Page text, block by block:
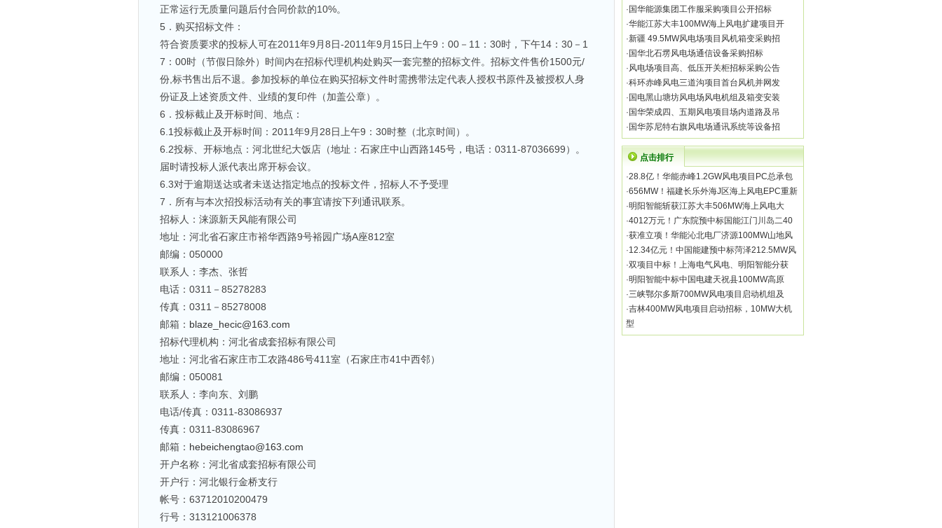
正常运行无质量问题后付合同价款的10%。
5．购买招标文件：
符合资质要求的投标人可在2011年9月8日-2011年9月15日上午9：00－11：30时，下午14：30－1
7：00时（节假日除外）时间内在招标代理机构处购买一套完整的招标文件。招标文件售价1500元/
份,标书售出后不退。参加投标的单位在购买招标文件时需携带法定代表人授权书原件及被授权人身
份证及上述资质文件、业绩的复印件（加盖公章）。
6．投标截止及开标时间、地点：
6.1投标截止及开标时间：2011年9月28日上午9：30时整（北京时间）。
6.2投标、开标地点：河北世纪大饭店（地址：石家庄中山西路145号，电话：0311-87036699）。
届时请投标人派代表出席开标会议。
6.3对于逾期送达或者未送达指定地点的投标文件，招标人不予受理
7．所有与本次招投标活动有关的事宜请按下列通讯联系。
招标人：涞源新天风能有限公司
地址：河北省石家庄市裕华西路9号裕园广场A座812室
邮编：050000
联系人：李杰、张哲
电话：0311－85278283
传真：0311－85278008
邮箱： blaze_hecic@163.com
招标代理机构：河北省成套招标有限公司
地址：河北省石家庄市工农路486号411室（石家庄市41中西邻）
邮编：050081
联系人：李向东、刘鹏
电话/传真：0311-83086937
传真：0311-83086967
邮箱： hebeichengtao@163.com
开户名称：河北省成套招标有限公司
开户行：河北银行金桥支行
帐号：63712010200479
行号：313121006378
· 国华能源集团工作服采购项目公开招标
·华能江苏大丰100MW海上风电扩建项目开
·新疆 49.5MW风电场项目风机箱变采购招
· 国华北石塄风电场通信设备采购招标
·风电场项目高、低压开关柜招标采购公告
·科环赤峰风电三道沟项目首台风机并网发
· 国电黑山塘坊风电场风电机组及箱变安装
· 国华荣成四、五期风电项目场内道路及吊
· 国华苏尼特右旗风电场通讯系统等设备招
点击排行
·28.8亿！华能赤峰1.2GW风电项目PC总承包
·656MW！福建长乐外海J区海上风电EPC重新
·明阳智能斩获江苏大丰506MW海上风电大
·4012万元！广东院预中标国能江门川岛二40
·获准立项！华能沁北电厂济源100MW山地风
·12.34亿元！中国能建预中标菏泽212.5MW风
·双项目中标！上海电气风电、明阳智能分获
·明阳智能中标中国电建天祝县100MW高原
·三峡鄂尔多斯700MW风电项目启动机组及
·吉林400MW风电项目启动招标，10MW大机
型